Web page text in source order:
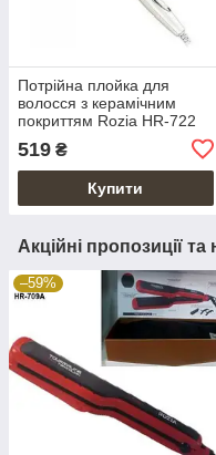
Потрійна плойка для
волосся з керамічним
покриттям Rozia HR-722
519 ₴
Купити
Акційні пропозиції
–59%